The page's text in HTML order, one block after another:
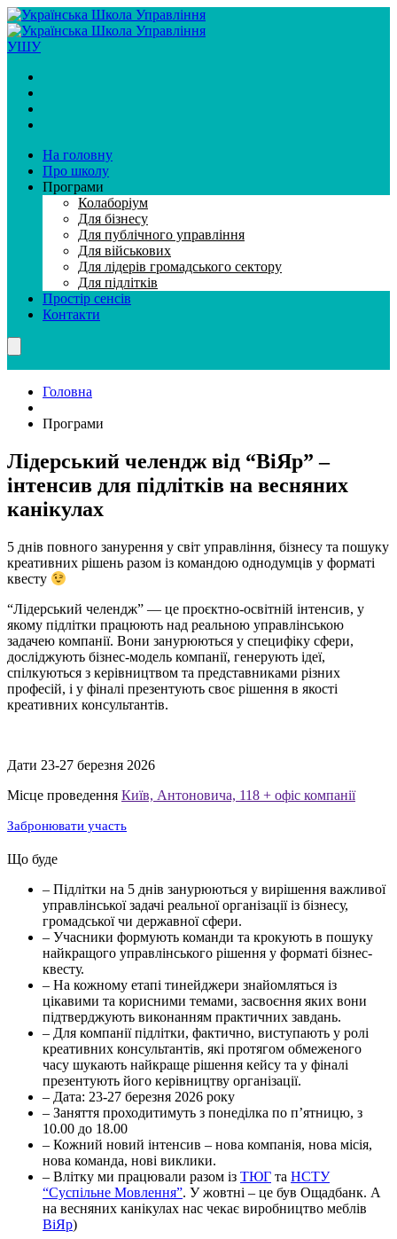
УШУ
На головну
Про школу
Програми
Колаборiум
Для бiзнесу
Для публiчного управлiння
Для вiйськових
Для лiдерiв громадського сектору
Для підлітків
Простір сенсів
Контакти
Головна
Програми
Лідерський челендж від “ВіЯр” –
інтенсив для підлітків на весняних
канікулах
5 днів повного занурення у світ управління, бізнесу та пошуку
креативних рішень разом із командою однодумців у форматі
квесту
“Лідерський челендж” — це проєктно-освітній інтенсив, у
якому підлітки працюють над реальною управлінською
задачею компанії. Вони занурюються у специфіку сфери,
досліджують бізнес-модель компанії, генерують ідеї,
спілкуються з керівництвом та представниками різних
професій, і у фіналі презентують своє рішення в якості
креативних консультантів.
Дати 23-27 березня 2026
Місце проведення Київ, Антоновича, 118 + офіс компанії
Забронювати участь
Що буде
– Підлітки на 5 днів занурюються у вирішення важливої
управлінської задачі реальної організації із бізнесу,
громадської чи державної сфери.
– Учасники формують команди та крокують в пошуку
найкращого управлінського рішення у форматі бізнес-
квесту.
– На кожному етапі тинейджери знайомляться із
цікавими та корисними темами, засвоєння яких вони
підтверджують виконанням практичних завдань.
– Для компанії підлітки, фактично, виступають у ролі
креативних консультантів, які протягом обмеженого
часу шукають найкраще рішення кейсу та у фіналі
презентують його керівництву організації.
– Дата: 23-27 березня 2026 року
– Заняття проходитимуть з понеділка по пʼятницю, з
10.00 до 18.00
– Кожний новий інтенсив – нова компанія, нова місія,
нова команда, нові виклики.
– Влітку ми працювали разом із ТЮГ та НСТУ
“Суспільне Мовлення”. У жовтні – це був Ощадбанк. А
на весняних канікулах нас чекає виробництво меблів
ВіЯр)